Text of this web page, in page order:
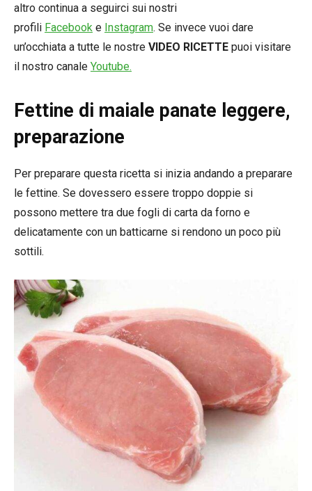
altro continua a seguirci sui nostri
profili Facebook e Instagram. Se invece vuoi dare
un’occhiata a tutte le nostre VIDEO RICETTE puoi visitare
il nostro canale Youtube.
Fettine di maiale panate leggere,
preparazione
Per preparare questa ricetta si inizia andando a preparare
le fettine. Se dovessero essere troppo doppie si
possono mettere tra due fogli di carta da forno e
delicatamente con un batticarne si rendono un poco più
sottili.